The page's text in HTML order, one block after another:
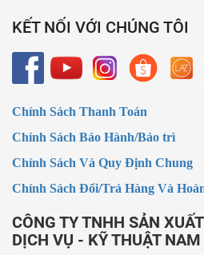
KẾT NỐI VỚI CHÚNG TÔI
Chính Sách Thanh Toán
Chính Sách Bảo Hành/Bảo trì
Chính Sách Và Quy Định Chung
Chính Sách Đổi/Trả Hàng Và
CÔNG TY TNHH SẢN
DỊCH VỤ - KỸ THUẬT